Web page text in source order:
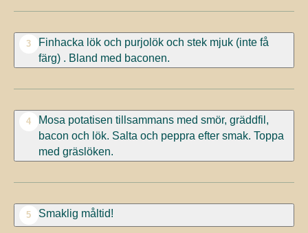
3
Finhacka lök och purjolök och stek mjuk (inte få
färg) . Bland med baconen.
4
Mosa potatisen tillsammans med smör, gräddfil,
bacon och lök. Salta och peppra efter smak. Toppa
med gräslöken.
5 Smaklig måltid!